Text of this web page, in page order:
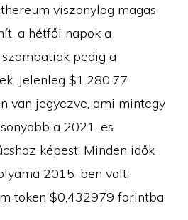
viszonylag magas
a hétfői napok a
pedig a
Jelenleg $1.280,77
van jegyezve, ami mintegy
a 2021-es
képest. Minden idők
2015-ben volt,
token $0,432979 forintba